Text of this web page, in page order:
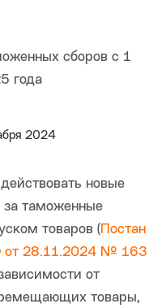
2024
новые
за таможенные
товаров (Постан
от 28.11.2024 № 163
от
товары,